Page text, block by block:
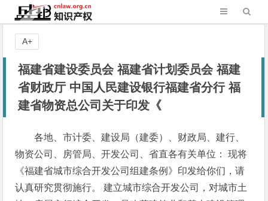
福建省建设委员会 福建省计划委员会 福建
省财政厅 中国人民建设银行福建省分行 福
建省物资总公司关于印发《
各地、市计委、建设局（建委）、财政局、建行、
物资公司、房管局、开发公司、省直各有关单位： 现将
《福建省城市综合开发公司组建条例》印发给你们，请
认真研究贯彻施行。 建立城市综合开发公司，对城市土
A+